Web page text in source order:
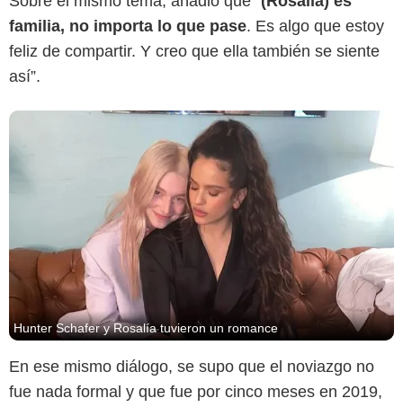
familia, no importa lo que pase. Es algo que estoy
feliz de compartir. Y creo que ella también se siente
así”.
Hunter Schafer y Rosalía tuvieron un romance
En ese mismo diálogo, se supo que el noviazgo no
fue nada formal y que fue por cinco meses en 2019,